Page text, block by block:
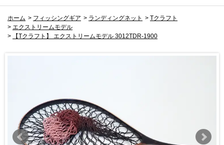
ホーム > フィッシングギア > ランディングネット > Tクラフト
> エクストリームモデル
>
【Tクラフト】 エクストリームモデル 3012TDR-1900